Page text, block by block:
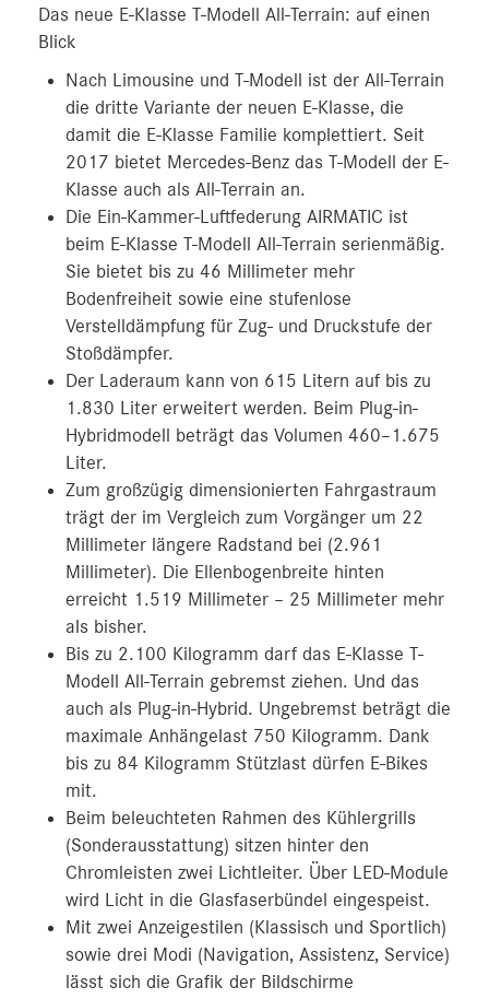
Das neue E-Klasse T-Modell All-Terrain: auf einen
Blick
Nach Limousine und T-Modell ist der All-Terrain
die dritte Variante der neuen E-Klasse, die
damit die E‑Klasse Familie komplettiert. Seit
2017 bietet Mercedes-Benz das T-Modell der E-
Klasse auch als All‑Terrain an.
Die Ein-Kammer-Luftfederung AIRMATIC ist
beim E-Klasse T-Modell All-Terrain serienmäßig.
Sie bietet bis zu 46 Millimeter mehr
Bodenfreiheit sowie eine stufenlose
Verstelldämpfung für Zug- und Druckstufe der
Stoßdämpfer.
Der Laderaum kann von 615 Litern auf bis zu
1.830 Liter erweitert werden. Beim Plug-in-
Hybridmodell beträgt das Volumen 460–1.675
Liter.
Zum großzügig dimensionierten Fahrgastraum
trägt der im Vergleich zum Vorgänger um 22
Millimeter längere Radstand bei (2.961
Millimeter). Die Ellenbogenbreite hinten
erreicht 1.519 Millimeter – 25 Millimeter mehr
als bisher.
Bis zu 2.100 Kilogramm darf das E-Klasse T-
Modell All-Terrain gebremst ziehen. Und das
auch als Plug‑in‑Hybrid. Ungebremst beträgt die
maximale Anhängelast 750 Kilogramm. Dank
bis zu 84 Kilogramm Stützlast dürfen E-Bikes
mit.
Beim beleuchteten Rahmen des Kühlergrills
(Sonderausstattung) sitzen hinter den
Chromleisten zwei Lichtleiter. Über LED-Module
wird Licht in die Glasfaserbündel eingespeist.
Mit zwei Anzeigestilen (Klassisch und Sportlich)
sowie drei Modi (Navigation, Assistenz, Service)
lässt sich die Grafik der Bildschirme